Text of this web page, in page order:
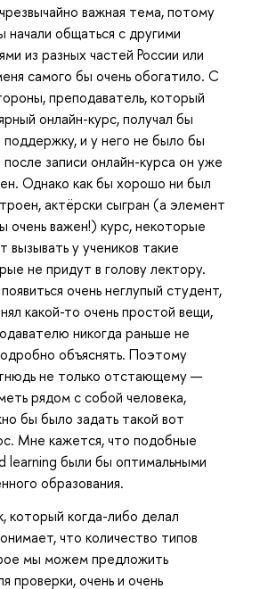
важная тема, потому
начали общаться с другими
из разных частей России или
самого бы очень обогатило. С
преподаватель, который
онлайн-курс, получал бы
и у него не было бы
записи онлайн-курса он уже
Однако как бы хорошо ни был
актёрски сыгран (а элемент
очень важен!) курс, некоторые
вызывать у учеников такие
не придут в голову лектору.
очень неглупый студент,
какой-то очень простой вещи,
никогда раньше не
объяснять. Поэтому
не только отстающему —
рядом с собой человека,
бы было задать такой вот
Мне кажется, что подобные
были бы оптимальными
образования.
который когда-либо делал
что количество типов
мы можем предложить
проверки, очень и очень